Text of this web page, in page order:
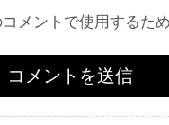
メントで使用するた